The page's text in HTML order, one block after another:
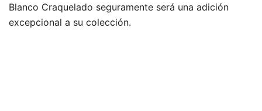
Blanco Craquelado seguramente será una adición
excepcional a su colección.